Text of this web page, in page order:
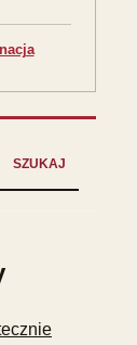
SZUKAJ